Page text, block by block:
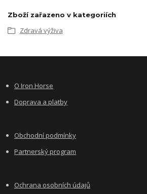
Zboží zařazeno v kategoriích
Zdravá výživa
O Iron Horse
Doprava a platby
Obchodní podmínky
Partnerský program
Ochrana osobních údajů